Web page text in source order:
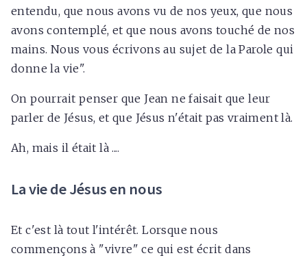
entendu, que nous avons vu de nos yeux, que nous
avons contemplé, et que nous avons touché de nos
mains. Nous vous écrivons au sujet de la Parole qui
donne la vie".
On pourrait penser que Jean ne faisait que leur
parler de Jésus, et que Jésus n'était pas vraiment là.
Ah, mais il était là ....
La vie de Jésus en nous
Et c'est là tout l'intérêt. Lorsque nous
commençons à "vivre" ce qui est écrit dans